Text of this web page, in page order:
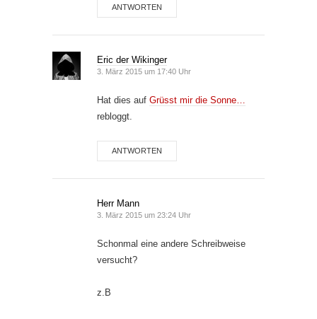
ANTWORTEN
Eric der Wikinger
3. März 2015 um 17:40 Uhr
Hat dies auf Grüsst mir die Sonne…
rebloggt.
ANTWORTEN
Herr Mann
3. März 2015 um 23:24 Uhr
Schonmal eine andere Schreibweise
versucht?
z.B